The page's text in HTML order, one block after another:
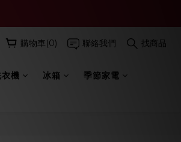
購物車(0) 聯絡我們 找商品
機 冰箱 季節家電